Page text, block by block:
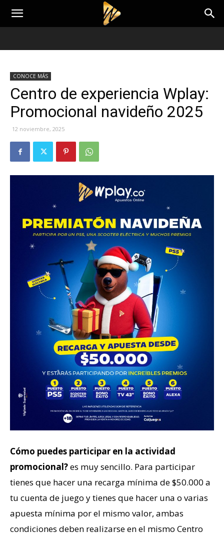
CONOCE MÁS
Centro de experiencia Wplay:
Promocional navideño 2025
12 noviembre, 2025
Cómo puedes participar en la actividad
promocional?es muy sencillo. Para participar
tienes que hacer una recarga mínima de $50.000 a
tu cuenta de juego y tienes que hacer una o varias
apuesta mínima por el mismo valor, ambas
condiciones deben realizarse en el mismo Centro